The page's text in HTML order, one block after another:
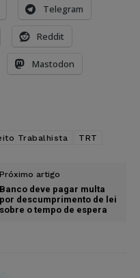
Telegram
Reddit
Mastodon
Trabalhista TRT
Próximo artigo
Banco deve pagar multa
por descumprimento de lei
sobre o tempo de espera